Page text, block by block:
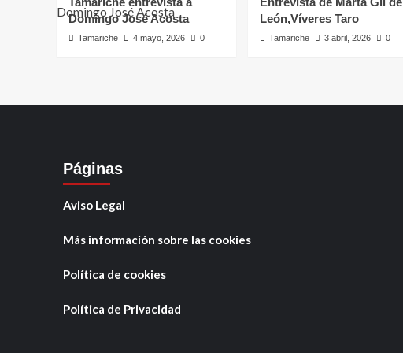
Domingo José Acosta
Tamariche 4 mayo, 2026 0
León,Víveres Taro
Tamariche 3 abril, 2026 0
Páginas
Aviso Legal
Más información sobre las cookies
Política de cookies
Política de Privacidad